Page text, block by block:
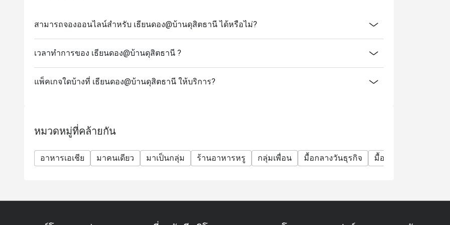
สามารถจองออนไลน์สำหรับ เธียนดอง@บ้านดุสิตธานี ได้หรือไม่?
เวลาทำการของ เธียนดอง@บ้านดุสิตธานี ?
แพ็คเกจใดบ้างที่ เธียนดอง@บ้านดุสิตธานี ให้บริการ?
หมวดหมู่ที่คล้ายกัน
อาหารเอเชีย มาคนเดียว มาเป็นกลุ่ม ร้านอาหารหรู กลุ่มเพื่อน มื้อกลางวันธุรกิจ มื้อค่ำธุรกิจ